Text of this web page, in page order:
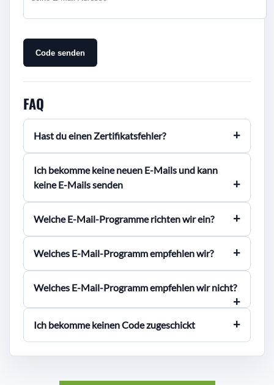
Code senden
FAQ
Hast du einen Zertifikatsfehler?
Ich bekomme keine neuen E-Mails und kann
keine E-Mails senden
Welche E-Mail-Programme richten wir ein?
Welches E-Mail-Programm empfehlen wir?
Welches E-Mail-Programm empfehlen wir nicht?
Ich bekomme keinen Code zugeschickt